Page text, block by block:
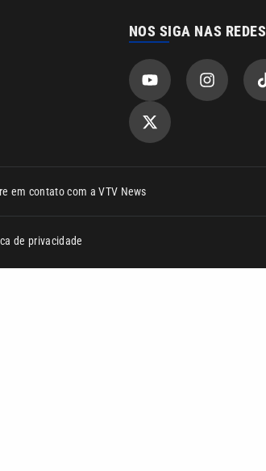
NOS SIGA NAS REDES
em contato com a VTV News
de privacidade